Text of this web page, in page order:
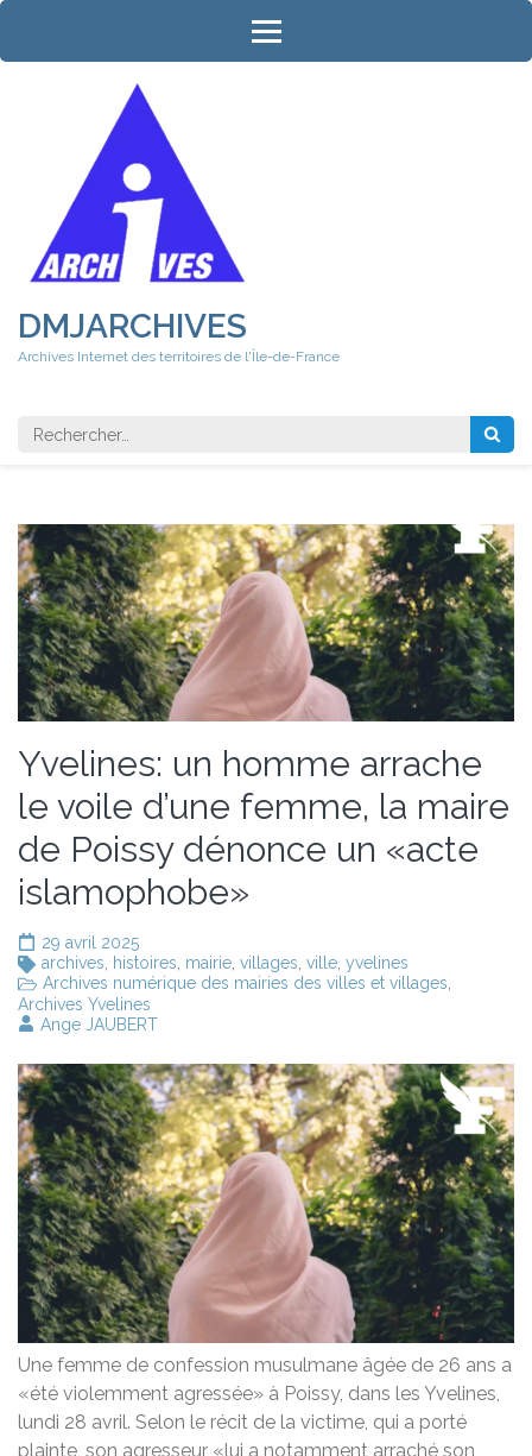
Aller
contenu
DMJARCHIVES
Archives Internet des territoires de l'Île-de-France
Rechercher
Yvelines: un homme arrache
le voile d’une femme, la maire
de Poissy dénonce un «acte
islamophobe»
29 avril 2025
archives
histoires mairie villages ville yvelines
Archives numérique des mairies des villes et villages
Archives Yvelines
Ange JAUBERT
Une femme de confession musulmane âgée de 26 ans a
«été violemment agressée» à Poissy, dans les Yvelines,
lundi 28 avril. Selon le récit de la victime, qui a porté
plainte, son agresseur «lui a notamment arraché son